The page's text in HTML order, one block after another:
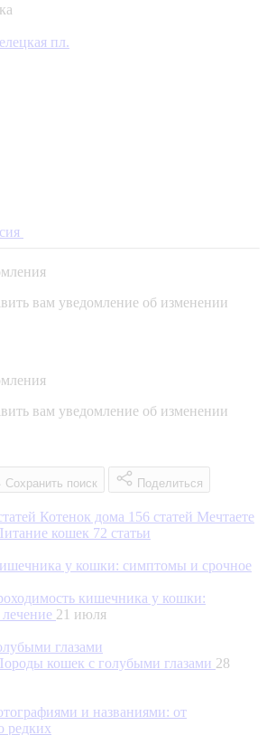
пл.
вам уведомление об изменении
вам уведомление об изменении
Сохранить поиск Поделиться
Котенок дома 156 статей Мечтаете
кошек 72 статьи
кишечника у кошки:
21 июля
кошек с голубыми глазами 28